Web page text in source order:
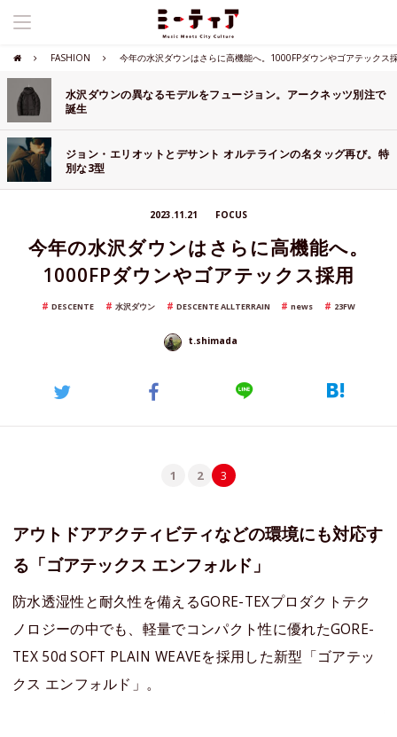
FASHION 今年の水沢ダウンはさらに高機能へ。1000FPダウンやゴアテックス
水沢ダウンの異なるモデルをフュージョン。アークネッツ別注で
誕生
ジョン・エリオットとデサント オルテラインの名タッグ再び。特
別な3型
2023.11.21 FOCUS
今年の水沢ダウンはさらに高機能へ。
1000FPダウンやゴアテックス採用
DESCENTE 水沢ダウン DESCENTE ALLTERRAIN news 23FW
t.shimada
1 2 3
アウトドアアクティビティなどの環境にも対応す
る「ゴアテックス エンフォルド」
防水透湿性と耐久性を備えるGORE-TEXプロダクトテク
ノロジーの中でも、軽量でコンパクト性に優れたGORE-
TEX 50d SOFT PLAIN WEAVEを採用した新型「ゴアテッ
クス エンフォルド」。